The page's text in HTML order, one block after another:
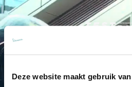
Deze website maakt gebruik
Menu